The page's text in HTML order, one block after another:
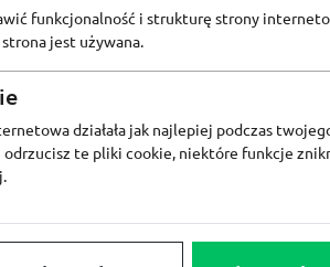
AGD
EOBUWIE
KOMPUTRONIK
KOMFORT CCC SMYK
ANSWEAR 4F OLEOLE!
funkcjonalność i strukturę strony
jest używana.
działała jak najlepiej podczas
odrzucisz te pliki cookie, niektóre funkcje